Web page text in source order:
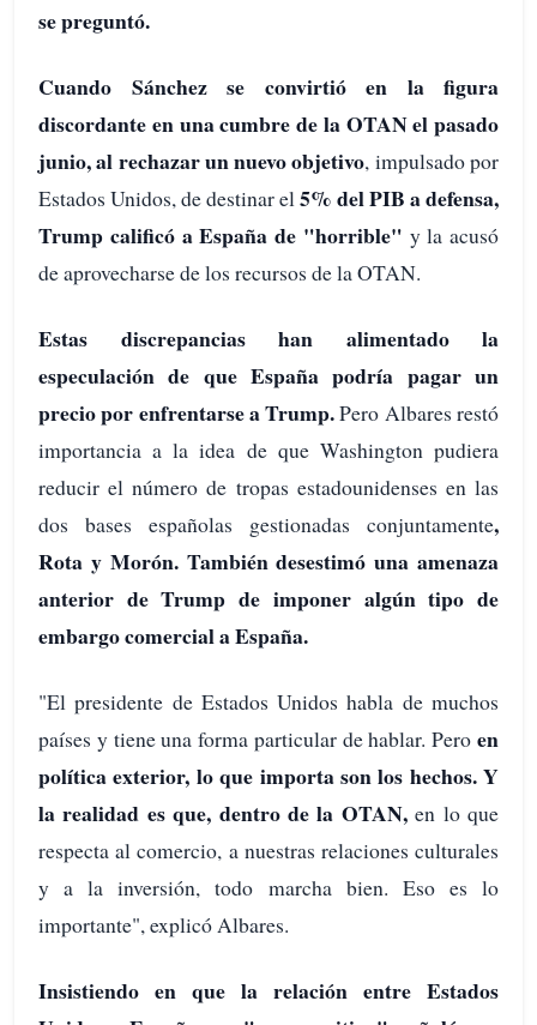
se preguntó.
Cuando Sánchez se convirtió en la figura
discordante en una cumbre de la OTAN el pasado
junio, al rechazar un nuevo objetivo, impulsado por
Estados Unidos, de destinar el5% del PIB a defensa,
Trump calificó a España de "horrible" y la acusó
de aprovecharse de los recursos de la OTAN.
Estas discrepancias han alimentado la
especulación de que España podría pagar un
precio por enfrentarse a Trump.Pero Albares restó
importancia a la idea de que Washington pudiera
reducir el número de tropas estadounidenses en las
dos bases españolas gestionadas conjuntamente,
Rota y Morón. También desestimó una amenaza
anterior de Trump de imponer algún tipo de
embargo comercial a España.
"El presidente de Estados Unidos habla de muchos
países y tiene una forma particular de hablar. Pero en
política exterior, lo que importa son los hechos. Y
la realidad es que, dentro de la OTAN,en lo que
respecta al comercio, a nuestras relaciones culturales
y a la inversión, todo marcha bien. Eso es lo
importante", explicó Albares.
Insistiendo en que la relación entre Estados